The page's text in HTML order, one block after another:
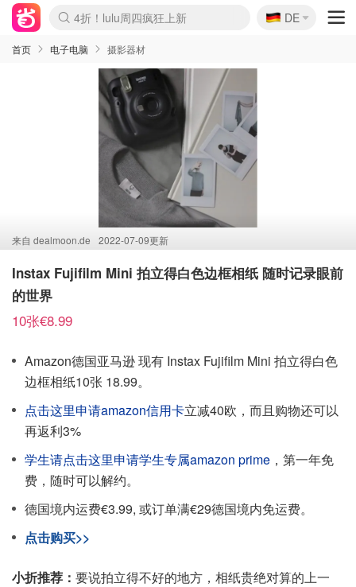
Boticinal 夏促开抢！
4折！lulu周四疯狂上新
还没结束！&OtherStories大促
Joybuy变相75折 随时失效
速领！Stanley独家85折
疑似霸哥！Camper额外叠85折
Zalando 奥莱闪促！每日更新
Moncler反季囤！5折起+叠9折
Coach Brooklyn仅€192
🇩🇪
DE
首页 电子电脑 摄影器材
来自 dealmoon.de 2022-07-09更新
Instax Fujifilm Mini 拍立得白色边框相纸 随时记录眼前
的世界
10张€8.99
Amazon德国亚马逊 现有 Instax Fujifilm Mini 拍立得白色
边框相纸10张 18.99。
点击这里申请amazon信用卡立减40欧，而且购物还可以
再返利3%
学生请点击这里申请学生专属amazon prime ，第一年免
费，随时可以解约。
德国境内运费€3.99, 或订单满€29德国境内免运费。
点击购买>>
小折推荐： 要说拍立得不好的地方，相纸贵绝对算的上一